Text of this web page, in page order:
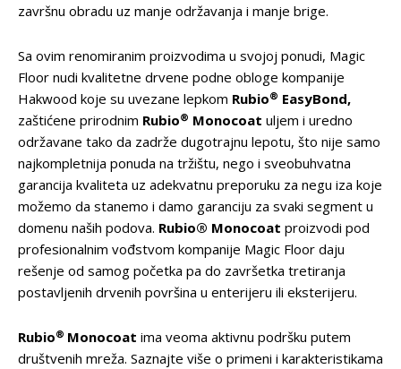
završnu obradu uz manje održavanja i manje brige.
Sa ovim renomiranim proizvodima u svojoj ponudi, Magic
Floor nudi kvalitetne drvene podne obloge kompanije
Hakwood koje su uvezane lepkom Rubio® EasyBond,
zaštićene prirodnim Rubio® Monocoat uljem i uredno
održavane tako da zadrže dugotrajnu lepotu, što nije samo
najkompletnija ponuda na tržištu, nego i sveobuhvatna
garancija kvaliteta uz adekvatnu preporuku za negu iza koje
možemo da stanemo i damo garanciju za svaki segment u
domenu naših podova. Rubio® Monocoat proizvodi pod
profesionalnim vođstvom kompanije Magic Floor daju
rešenje od samog početka pa do završetka tretiranja
postavljenih drvenih površina u enterijeru ili eksterijeru.
Rubio® Monocoat ima veoma aktivnu podršku putem
društvenih mreža. Saznajte više o primeni i karakteristikama